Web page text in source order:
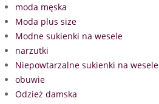
moda męska
Moda plus size
Modne sukienki na wesele
narzutki
Niepowtarzalne sukienki na wesele
obuwie
Odzież damska